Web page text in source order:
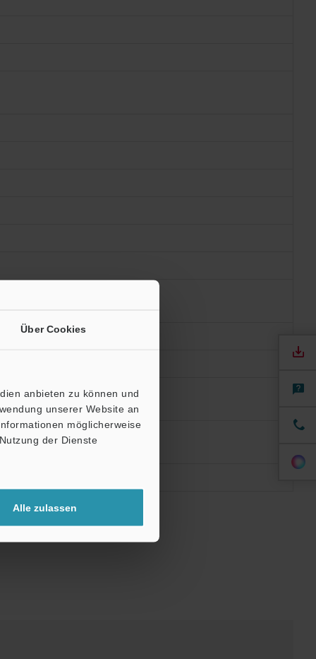
Über Cookies
anbieten zu können und
unserer Website an
möglicherweise
der Dienste
Alle zulassen